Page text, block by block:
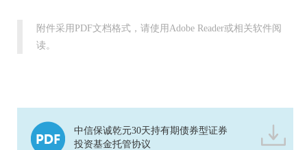
附件采用PDF文档格式，请使用Adobe Reader或相关软件阅
读。
中信保诚乾元30天持有期债券型证券
投资基金托管协议